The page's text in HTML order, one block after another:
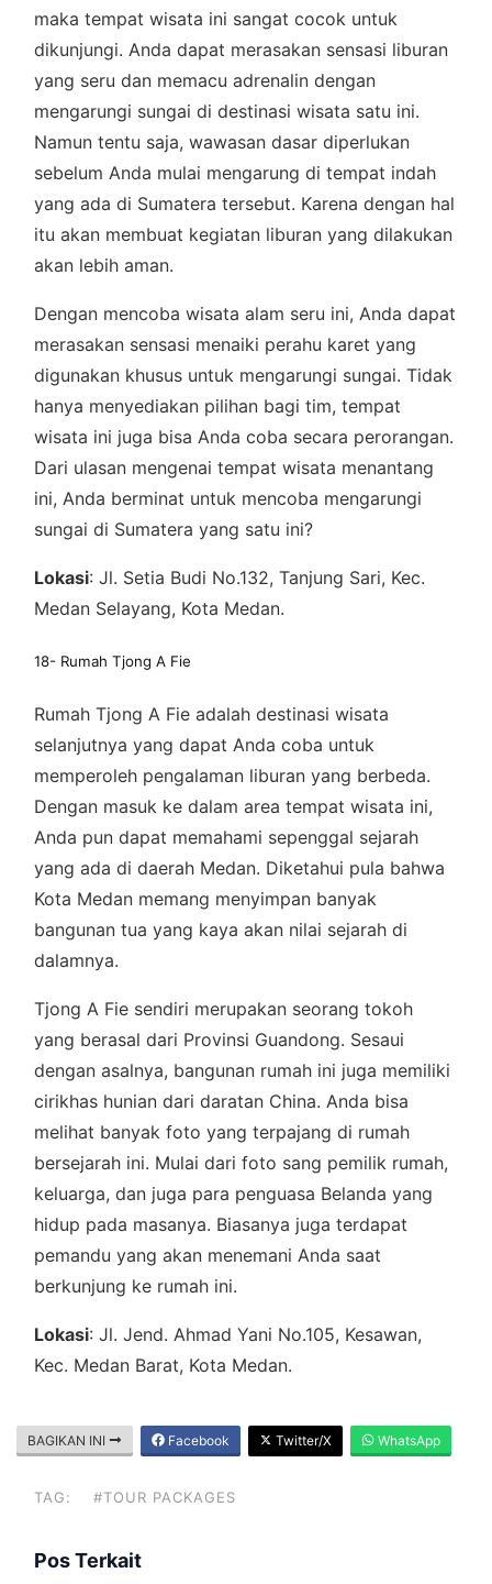
maka tempat wisata ini sangat cocok untuk
dikunjungi. Anda dapat merasakan sensasi liburan
yang seru dan memacu adrenalin dengan
mengarungi sungai di destinasi wisata satu ini.
Namun tentu saja, wawasan dasar diperlukan
sebelum Anda mulai mengarung di tempat indah
yang ada di Sumatera tersebut. Karena dengan hal
itu akan membuat kegiatan liburan yang dilakukan
akan lebih aman.
Dengan mencoba wisata alam seru ini, Anda dapat
merasakan sensasi menaiki perahu karet yang
digunakan khusus untuk mengarungi sungai. Tidak
hanya menyediakan pilihan bagi tim, tempat
wisata ini juga bisa Anda coba secara perorangan.
Dari ulasan mengenai tempat wisata menantang
ini, Anda berminat untuk mencoba mengarungi
sungai di Sumatera yang satu ini?
Lokasi: Jl. Setia Budi No.132, Tanjung Sari, Kec.
Medan Selayang, Kota Medan.
18- Rumah Tjong A Fie
Rumah Tjong A Fie adalah destinasi wisata
selanjutnya yang dapat Anda coba untuk
memperoleh pengalaman liburan yang berbeda.
Dengan masuk ke dalam area tempat wisata ini,
Anda pun dapat memahami sepenggal sejarah
yang ada di daerah Medan. Diketahui pula bahwa
Kota Medan memang menyimpan banyak
bangunan tua yang kaya akan nilai sejarah di
dalamnya.
Tjong A Fie sendiri merupakan seorang tokoh
yang berasal dari Provinsi Guandong. Sesaui
dengan asalnya, bangunan rumah ini juga memiliki
cirikhas hunian dari daratan China. Anda bisa
melihat banyak foto yang terpajang di rumah
bersejarah ini. Mulai dari foto sang pemilik rumah,
keluarga, dan juga para penguasa Belanda yang
hidup pada masanya. Biasanya juga terdapat
pemandu yang akan menemani Anda saat
berkunjung ke rumah ini.
Lokasi: Jl. Jend. Ahmad Yani No.105, Kesawan,
Kec. Medan Barat, Kota Medan.
BAGIKAN INI Facebook Twitter/X WhatsApp
TAG: #TOUR PACKAGES
Pos Terkait